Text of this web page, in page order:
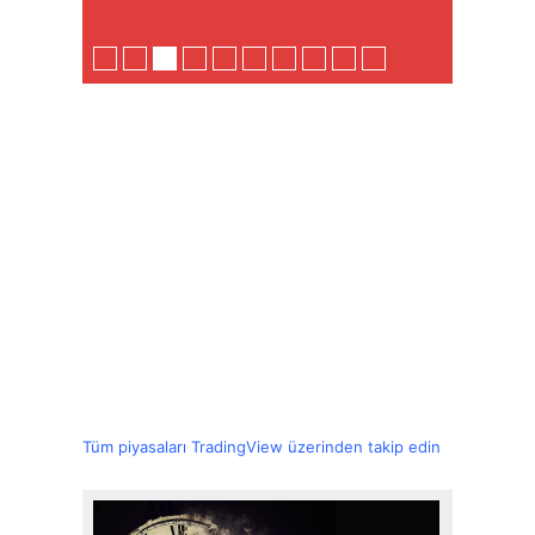
Tüm piyasaları TradingView üzerinden takip edin